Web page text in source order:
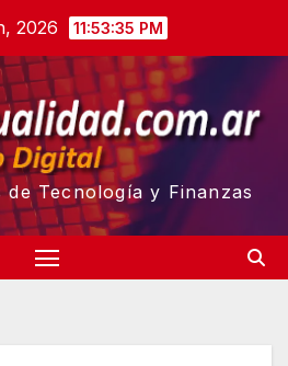
2026 11:53:36 PM
de Tecnología y Finanzas